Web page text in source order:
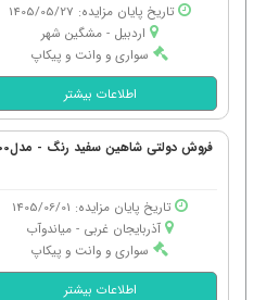
تاریخ پایان مزایده: 1405/05/27
اردبیل - مشگین شهر
سواری و وانت و پیکاپ
اطلاعات بیشتر
فروش دولتی شاهین سفید رنگ - مدل1400
تاریخ پایان مزایده: 1405/06/01
آذربایجان غربی - میاندوآب
سواری و وانت و پیکاپ
اطلاعات بیشتر